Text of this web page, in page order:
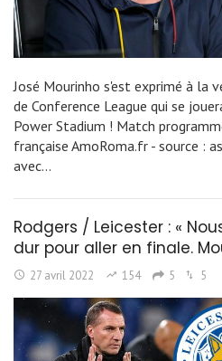
José Mourinho s'est exprimé à la
de Conference League qui se
Power Stadium ! Match
française AmoRoma.fr - source :
avec…
Rodgers / Leicester : «
dur pour aller en finale.
27 avril 2022 154 5 5